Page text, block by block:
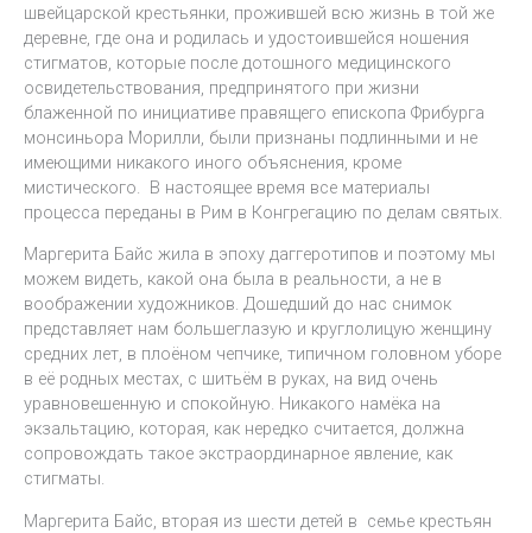
швейцарской крестьянки, прожившей всю жизнь в той же
деревне, где она и родилась и удостоившейся ношения
стигматов, которые после дотошного медицинского
освидетельствования, предпринятого при жизни
блаженной по инициативе правящего епископа Фрибурга
монсиньора Морилли, были признаны подлинными и не
имеющими никакого иного объяснения, кроме
мистического. В настоящее время все материалы
процесса переданы в Рим в Конгрегацию по делам святых.
Маргерита Байс жила в эпоху даггеротипов и поэтому мы
можем видеть, какой она была в реальности, а не в
воображении художников. Дошедший до нас снимок
представляет нам большеглазую и круглолицую женщину
средних лет, в плоёном чепчике, типичном головном уборе
в её родных местах, с шитьём в руках, на вид очень
уравновешенную и спокойную. Никакого намёка на
экзальтацию, которая, как нередко считается, должна
сопровождать такое экстраординарное явление, как
стигматы.
Маргерита Байс, вторая из шести детей в семье крестьян